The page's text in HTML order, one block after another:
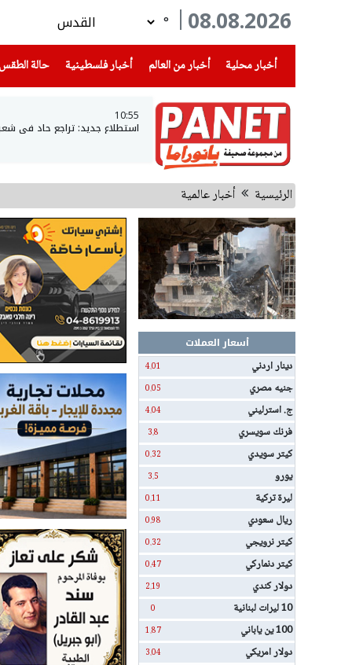
08.08.2026
°
أخبار محلية
(current) أخبار من العالم أخبار فلسطينية(current) حالة الطقس
10:55
استطلاع جديد: تراجع حاد في شعبية
الرئيسية أخبار عالمية
أسعار العملات
دينار اردني
4.01
جنيه مصري 0.05
ج. استرليني 4.04
فرنك سويسري 3.8
كيتر سويدي 0.32
يورو 3.5
ليرة تركية 0.11
ريال سعودي 0.98
كيتر نرويجي 0.32
كيتر دنماركي 0.47
دولار كندي 2.19
10 ليرات لبنانية 0
100 ين ياباني 1.87
دولار امريكي 3.04